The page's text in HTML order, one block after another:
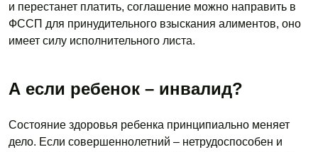
и перестанет платить, соглашение можно направить в
ФССП для принудительного взыскания алиментов, оно
имеет силу исполнительного листа.
А если ребенок – инвалид?
Состояние здоровья ребенка принципиально меняет
дело. Если совершеннолетний – нетрудоспособен и